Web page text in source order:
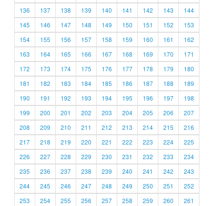
136
137 138 139 140 141 142 143
144
145
146 147 148 149 150 151 152
153
154
155 156 157 158 159 160 161
162
163
164 165 166 167 168 169 170
171
172
173 174 175 176 177 178 179
180
181
182 183 184 185 186 187 188
189
190
191 192 193 194 195 196 197
198
199
200 201 202 203 204 205 206
207
208
209 210 211 212 213 214 215
216
217
218 219 220 221 222 223 224
225
226
227 228 229 230 231 232 233
234
235
236 237 238 239 240 241 242
243
244
245 246 247 248 249 250 251
252
253
254 255 256 257 258 259 260 261